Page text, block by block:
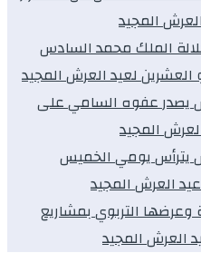
المجيد
الملك محمد السادس
لعيد العرش المجيد
يصدر عفوه السامي على
يترأس يومي الخميس
العرش المجيد
وعرضها التربوي بمشاريع
العرش المجيد